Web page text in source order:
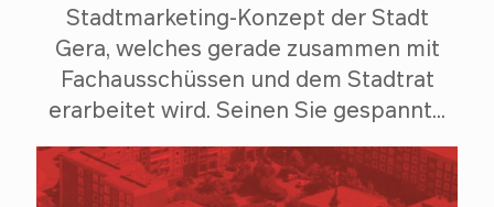
Stadtmarketing-Konzept der Stadt
Gera, welches gerade zusammen mit
Fachausschüssen und dem Stadtrat
erarbeitet wird. Seinen Sie gespannt...